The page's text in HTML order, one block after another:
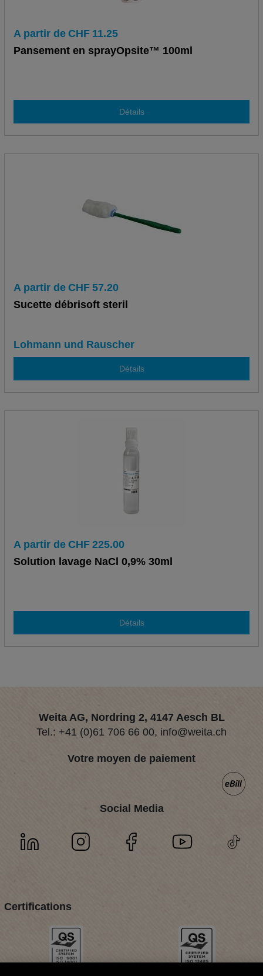
A partir de CHF 11.25
Pansement en sprayOpsite™ 100ml
Détails
A partir de CHF 57.20
Sucette débrisoft steril
Lohmann und Rauscher
Détails
A partir de CHF 225.00
Solution lavage NaCl 0,9% 30ml
Détails
Weita AG, Nordring 2, 4147 Aesch BL
Tel.: +41 (0)61 706 66 00, info@weita.ch
Votre moyen de paiement
Social Media
Certifications